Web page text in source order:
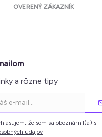
OVERENÝ ZÁKAZNÍK
a rôzne tipy
že som sa oboznámil(a) s
údajov